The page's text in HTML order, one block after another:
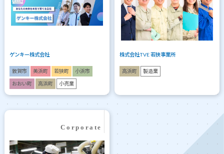
ゲンキー株式会社
敦賀市 美浜町 若狭町 小浜市
おおい町 高浜町 小売業
株式会社TVE 若狭事業所
高浜町 製造業